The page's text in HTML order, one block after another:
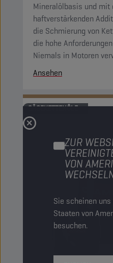
ZUR
VON
Sie scheinen
Staaten von
besuchen.
Mineralölbasis und mit
haftverstärkenden
die Schmierung von
die hohe
Niemals in Motoren
Ansehen
SÄGEKETTENÖLE